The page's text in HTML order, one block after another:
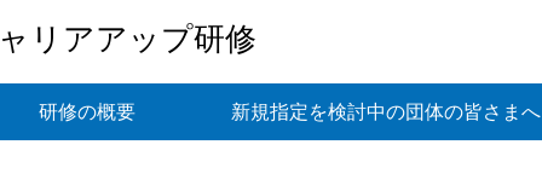
リアアップ研修
研修の概要 新規指定を検討中の団体の皆さまへ